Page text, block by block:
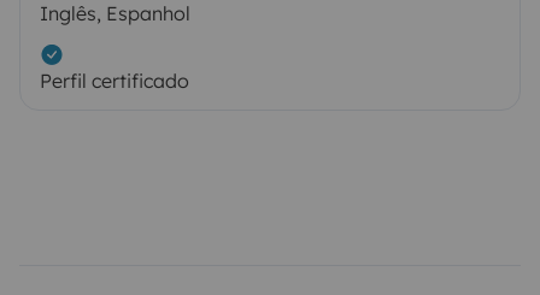
Inglês, Espanhol
Perfil certificado